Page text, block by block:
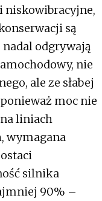
niskowibracyjne,
są
nadal odgrywają
nie
ale ze słabej
moc nie
liniach
wymagana
silnika
90% –